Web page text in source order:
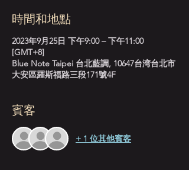
時間和地點
2023年9月25日 下午9:00 – 下午11:00
[GMT+8]
Blue Note Taipei 台北藍調, 10647台湾台北市
大安區羅斯福路三段171號4F
賓客
+ 1 位其他賓客